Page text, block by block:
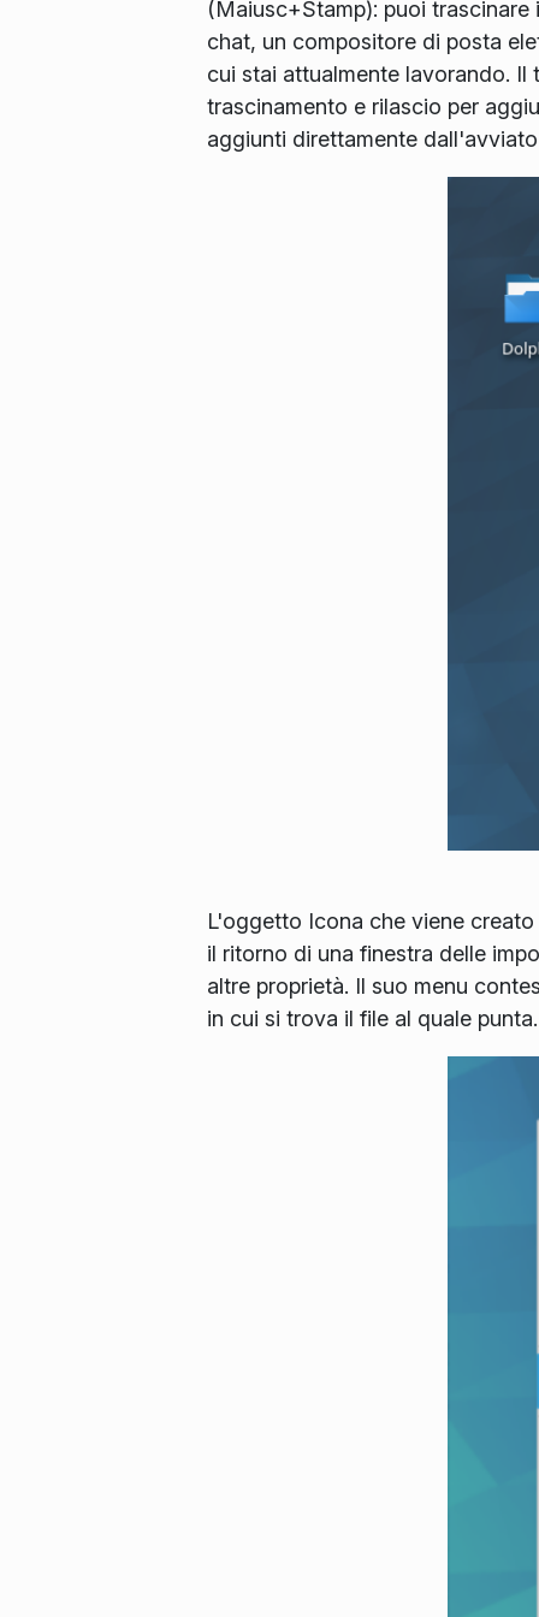
(Maiusc+Stamp): puoi
chat, un compositore di posta
cui stai attualmente lavorando.
trascinamento e rilascio per
aggiunti direttamente
L'oggetto Icona che viene
il ritorno di una finestra delle
altre proprietà. Il suo menu
in cui si trova il file al quale punta.